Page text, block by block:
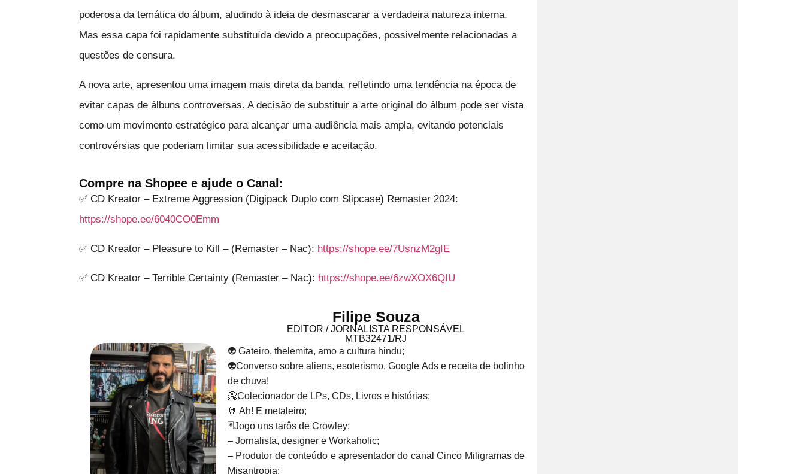
poderosa da temática do álbum, aludindo à ideia de desmascarar a verdadeira natureza interna.
Mas essa capa foi rapidamente substituída devido a preocupações, possivelmente relacionadas a
questões de censura.
A nova arte, apresentou uma imagem mais direta da banda, refletindo uma tendência na época de
evitar capas de álbuns controversas. A decisão de substituir a arte original do álbum pode ser vista
como um movimento estratégico para alcançar uma audiência mais ampla, evitando potenciais
controvérsias que poderiam limitar sua acessibilidade e aceitação.
Compre na Shopee e ajude o Canal:
✅ CD Kreator – Extreme Aggression (Digipack Duplo com Slipcase) Remaster 2024:
https://shope.ee/6040CO0Emm
✅ CD Kreator – Pleasure to Kill – (Remaster – Nac): https://shope.ee/7UsnzM2gIE
✅ CD Kreator – Terrible Certainty (Remaster – Nac): https://shope.ee/6zwXOX6QIU
Filipe Souza
EDITOR / JORNALISTA RESPONSÁVEL
MTB32471/RJ
👽 Gateiro, thelemita, amo a cultura hindu;
👽Converso sobre aliens, esoterismo, Google Ads e receita de bolinho
de chuva!
📀Colecionador de LPs, CDs, Livros e histórias;
🤘 Ah! E metaleiro;
🃏Jogo uns tarôs de Crowley;
– Jornalista, designer e Workaholic;
– Produtor de conteúdo e apresentador do canal Cinco Miligramas de
Misantropia;